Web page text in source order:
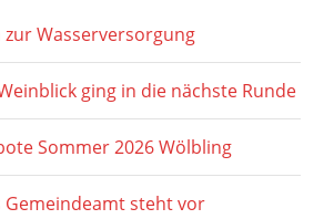
Wasserversorgung
ging in die nächste Runde
Sommer 2026 Wölbling
Gemeindeamt steht vor